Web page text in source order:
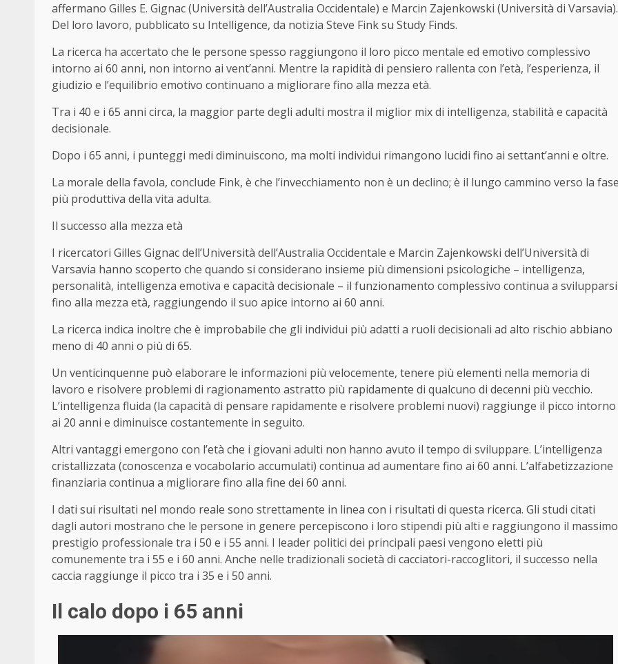
affermano Gilles E. Gignac (Università dell’Australia Occidentale) e Marcin Zajenkowski (Università di Varsavia).
Del loro lavoro, pubblicato su Intelligence, da notizia Steve Fink su Study Finds.
La ricerca ha accertato che le persone spesso raggiungono il loro picco mentale ed emotivo complessivo
intorno ai 60 anni, non intorno ai vent’anni. Mentre la rapidità di pensiero rallenta con l’età, l’esperienza, il
giudizio e l’equilibrio emotivo continuano a migliorare fino alla mezza età.
Tra i 40 e i 65 anni circa, la maggior parte degli adulti mostra il miglior mix di intelligenza, stabilità e capacità
decisionale.
Dopo i 65 anni, i punteggi medi diminuiscono, ma molti individui rimangono lucidi fino ai settant’anni e oltre.
La morale della favola, conclude Fink, è che l’invecchiamento non è un declino; è il lungo cammino verso la
più produttiva della vita adulta.
Il successo alla mezza età
I ricercatori Gilles Gignac dell’Università dell’Australia Occidentale e Marcin Zajenkowski dell’Università di
Varsavia hanno scoperto che quando si considerano insieme più dimensioni psicologiche – intelligenza,
personalità, intelligenza emotiva e capacità decisionale – il funzionamento complessivo continua a svilupparsi
fino alla mezza età, raggiungendo il suo apice intorno ai 60 anni.
La ricerca indica inoltre che è improbabile che gli individui più adatti a ruoli decisionali ad alto rischio abbiano
meno di 40 anni o più di 65.
Un venticinquenne può elaborare le informazioni più velocemente, tenere più elementi nella memoria di
lavoro e risolvere problemi di ragionamento astratto più rapidamente di qualcuno di decenni più vecchio.
L’intelligenza fluida (la capacità di pensare rapidamente e risolvere problemi nuovi) raggiunge il picco intorno
ai 20 anni e diminuisce costantemente in seguito.
Altri vantaggi emergono con l’età che i giovani adulti non hanno avuto il tempo di sviluppare. L’intelligenza
cristallizzata (conoscenza e vocabolario accumulati) continua ad aumentare fino ai 60 anni. L’alfabetizzazione
finanziaria continua a migliorare fino alla fine dei 60 anni.
I dati sui risultati nel mondo reale sono strettamente in linea con i risultati di questa ricerca. Gli studi citati
dagli autori mostrano che le persone in genere percepiscono i loro stipendi più alti e raggiungono il massimo
prestigio professionale tra i 50 e i 55 anni. I leader politici dei principali paesi vengono eletti più
comunemente tra i 55 e i 60 anni. Anche nelle tradizionali società di cacciatori-raccoglitori, il successo nella
caccia raggiunge il picco tra i 35 e i 50 anni.
Il calo dopo i 65 anni